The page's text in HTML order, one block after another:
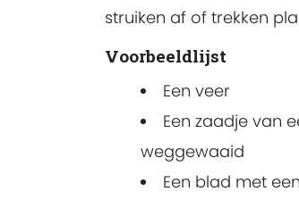
struiken af of trekken
Voorbeeldlijst
Een veer
Een zaadje van
weggewaaid
Een blad met